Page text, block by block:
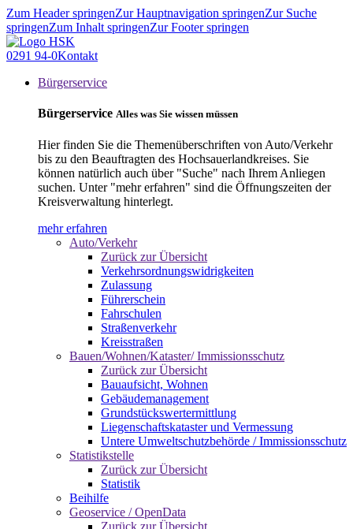
Zum Header springenZur Hauptnavigation springenZur Suche
springenZum Inhalt springenZur Footer springen
0291 94-0Kontakt
Bürgerservice
Bürgerservice Alles was Sie wissen müssen
Hier finden Sie die Themenüberschriften von Auto/Verkehr
bis zu den Beauftragten des Hochsauerlandkreises. Sie
können natürlich auch über "Suche" nach Ihrem Anliegen
suchen. Unter "mehr erfahren" sind die Öffnungszeiten der
Kreisverwaltung hinterlegt.
mehr erfahren
Auto/Verkehr
Zurück zur Übersicht
Verkehrsordnungswidrigkeiten
Zulassung
Führerschein
Fahrschulen
Straßenverkehr
Kreisstraßen
Bauen/Wohnen/Kataster/ Immissionsschutz
Zurück zur Übersicht
Bauaufsicht, Wohnen
Gebäudemanagement
Grundstückswertermittlung
Liegenschaftskataster und Vermessung
Untere Umweltschutzbehörde / Immissionsschutz
Statistikstelle
Zurück zur Übersicht
Statistik
Beihilfe
Geoservice / OpenData
Zurück zur Übersicht